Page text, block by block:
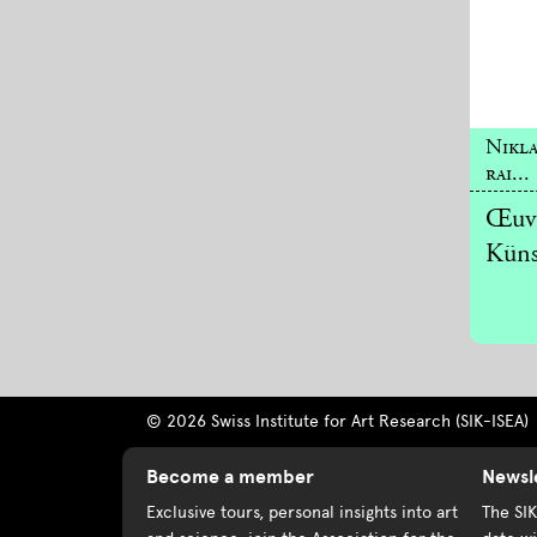
rai...
© 2026 Swiss Institute for Art Research (SIK-ISEA)
Become a member
Exclusive tours, personal insights into art
The